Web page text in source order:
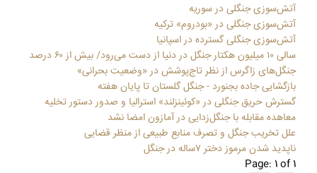
آتش‌سوزی جنگلی در سوریه
آتش‌سوزی جنگلی در «بودروم» ترکیه
آتش‌سوزی جنگلی گسترده در اسپانیا
سالی ۱۰ میلیون هکتار جنگل در دنیا از دست می‌رود/ بیش از ۶۰ درصد
جنگل‌های زاگرس از نظر تاج‌پوشش در «وضعیت بحرانی»
بازگشایی جاده بجنورد - جنگل گلستان تا پایان هفته
گسترش حریق جنگلی در «کوئینزلند» استرالیا و صدور دستور تخلیه
معاهده مقابله با جنگل‌زدایی در آمازون امضا نشد
علل تخریب جنگل و تصرف منابع طبیعی از منظر قضایی
ناپدید شدن مرموز دختر ۷ساله در جنگل
Page: 1 of 1